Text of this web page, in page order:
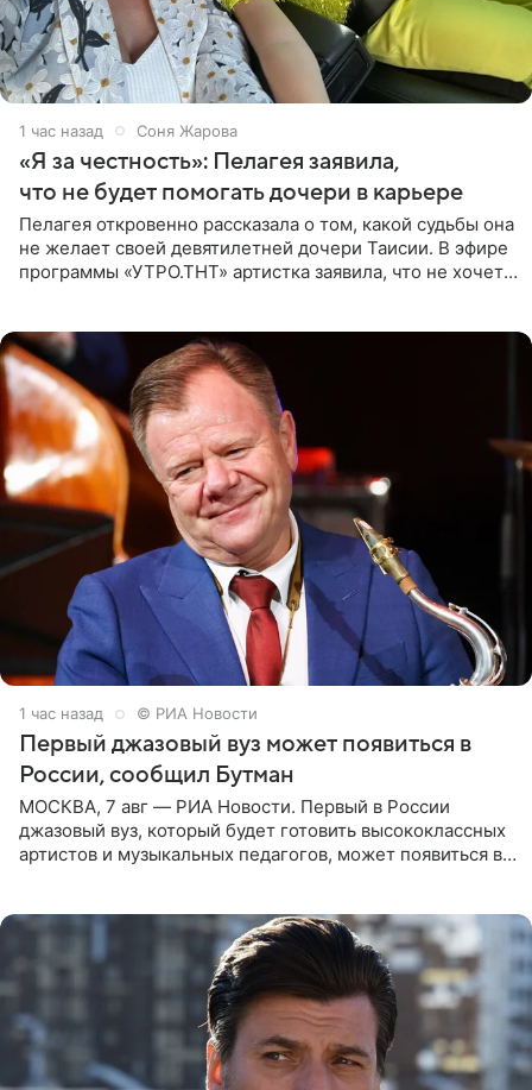
1 час назад Соня Жарова
«Я за честность»: Пелагея заявила,
что не будет помогать дочери в карьере
Пелагея откровенно рассказала о том, какой судьбы она
не желает своей девятилетней дочери Таисии. В эфире
программы «УТРО.ТНТ» артистка заявила, что не хочет
1 час назад © РИА Новости
Первый джазовый вуз может появиться в
России, сообщил Бутман
МОСКВА, 7 авг — РИА Новости. Первый в России
джазовый вуз, который будет готовить высококлассных
артистов и музыкальных педагогов, может появиться в